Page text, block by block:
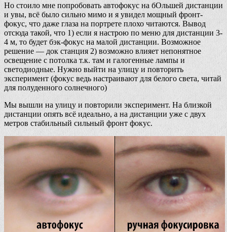
Но стоило мне попробовать автофокус на бОльшей дистанции
и увы, всё было сильно мимо и я увидел мощный фронт-
фокус, что даже глаза на портрете плохо читаются. Вывод
отсюда такой, что 1) если я настрою по меню для дистанции 3-
4 м, то будет бэк-фокус на малой дистанции. Возможное
решение — док станция 2) возможно влияет непонятное
освещение с потолка т.к. там и галогенные лампы и
светодиодные. Нужно выйти на улицу и повторить
эксперимент (фокус ведь настраивают для белого света, читай
для полуденного солнечного)
Мы вышли на улицу и повторили эксперимент. На близкой
дистанции опять всё идеально, а на дистанции уже с двух
метров стабильный сильный фронт фокус.